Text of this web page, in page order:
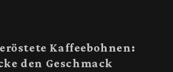
Kaffeebohnen:
den Geschmack